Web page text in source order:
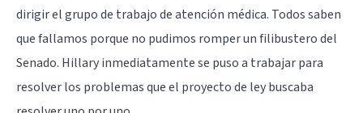
dirigir el grupo de trabajo de atención médica. Todos saben
que fallamos porque no pudimos romper un filibustero del
Senado. Hillary inmediatamente se puso a trabajar para
resolver los problemas que el proyecto de ley buscaba